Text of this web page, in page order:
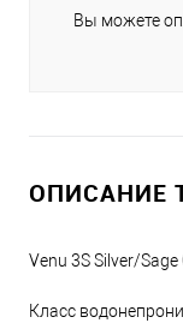
Вы можете
ОПИСАНИЕ
Venu 3S Silver/
Класс